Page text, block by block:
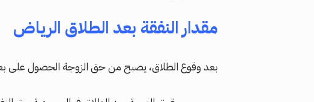
مقدار النفقة بعد الطلاق الرياض
بعد وقوع الطلاق، يصبح من حق الزوجة الحصول على